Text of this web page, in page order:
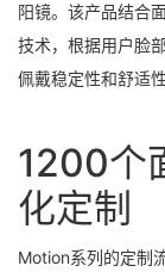
阳镜。该产品结合
技术，根据用户脸
佩戴稳定性和舒适性
1200个
化定制
Motion系列的定制